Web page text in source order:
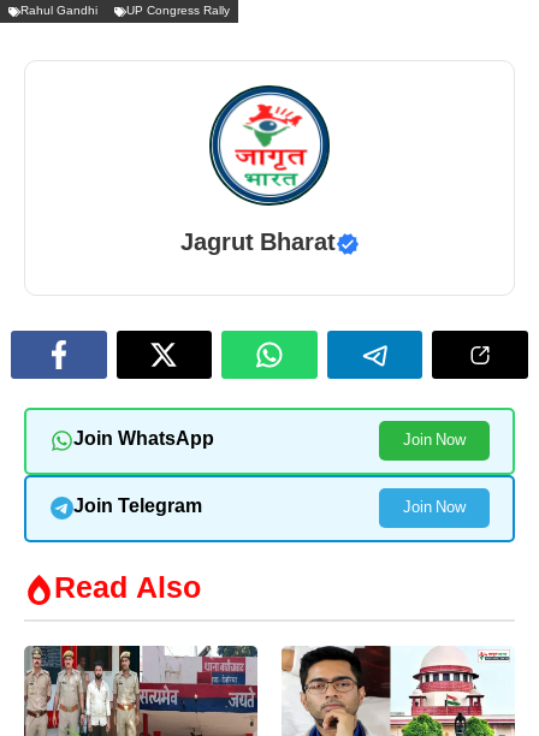
Rahul Gandhi UP Congress Rally
Jagrut Bharat
Join WhatsApp Join Now
Join Telegram Join Now
Read Also